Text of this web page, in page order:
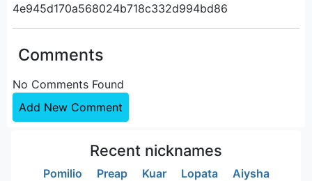
4e945d170a568024b718c332d994bd86
Comments
No Comments Found
Add New Comment
Recent nicknames
Pomilio Preap Kuar Lopata
Aiysha